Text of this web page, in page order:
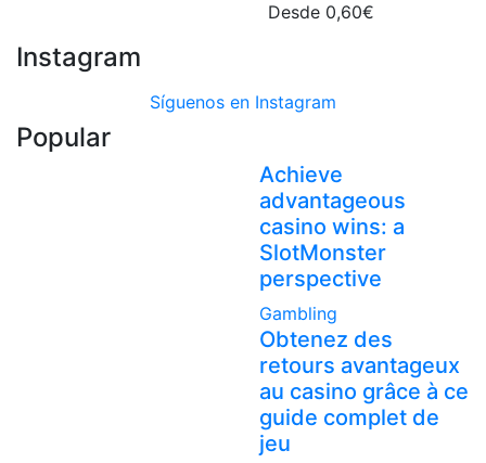
Desde 0,60€
Instagram
Síguenos en Instagram
Popular
Achieve
advantageous
casino wins: a
SlotMonster
perspective
Gambling
Obtenez des
retours avantageux
au casino grâce à ce
guide complet de
jeu